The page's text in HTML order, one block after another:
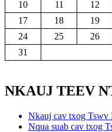
10
11 12
17
18 19
24
25 26
31
NKAUJ TEEV
Nkauj cav txog Tswv
Nqua suab cav txog